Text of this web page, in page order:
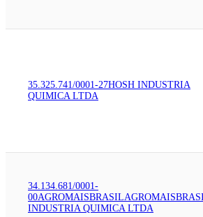
35.325.741/0001-27HOSH INDUSTRIA
QUIMICA LTDA
34.134.681/0001-
00AGROMAISBRASIL
INDUSTRIA QUIMICA LTDA